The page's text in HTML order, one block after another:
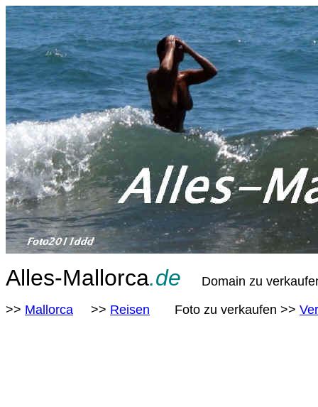
Alles-Mallorca.de
Domain zu
>> Mallorca >> Reisen Foto zu verkaufen >>